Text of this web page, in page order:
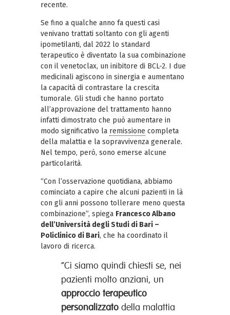
recente.
Se fino a qualche anno fa questi casi
venivano trattati soltanto con gli agenti
ipometilanti, dal 2022 lo standard
terapeutico è diventato la sua combinazione
con il venetoclax, un inibitore di BCL-2. I due
medicinali agiscono in sinergia e aumentano
la capacità di contrastare la crescita
tumorale. Gli studi che hanno portato
all’approvazione del trattamento hanno
infatti dimostrato che può aumentare in
modo significativo la remissione completa
della malattia e la sopravvivenza generale.
Nel tempo, però, sono emerse alcune
particolarità.
“Con l’osservazione quotidiana, abbiamo
cominciato a capire che alcuni pazienti in là
con gli anni possono tollerare meno questa
combinazione”, spiega Francesco Albano
dell’Università degli Studi di Bari –
Policlinico di Bari, che ha coordinato il
lavoro di ricerca.
“Ci siamo quindi chiesti se, nei
pazienti molto anziani, un
approccio terapeutico
personalizzato della malattia